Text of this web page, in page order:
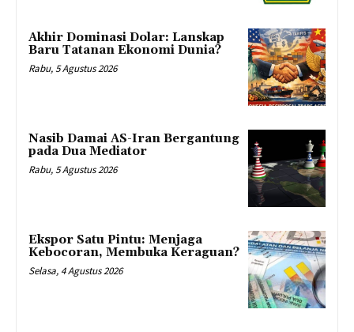
Akhir Dominasi Dolar: Lanskap
Baru Tatanan Ekonomi Dunia?
Rabu, 5 Agustus 2026
Nasib Damai AS-Iran Bergantung
pada Dua Mediator
Rabu, 5 Agustus 2026
Ekspor Satu Pintu: Menjaga
Kebocoran, Membuka Keraguan?
Selasa, 4 Agustus 2026